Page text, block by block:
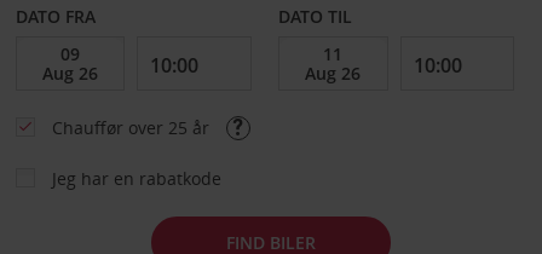
DATO FRA DATO TIL
Chauffør over 25 år
Jeg har en rabatkode
FIND BILER